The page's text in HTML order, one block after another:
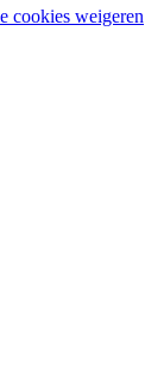
cookies weigeren